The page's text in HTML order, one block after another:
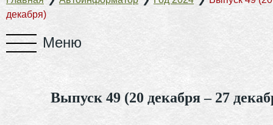
декабря)
Выпуск 49 (20 декабря – 27